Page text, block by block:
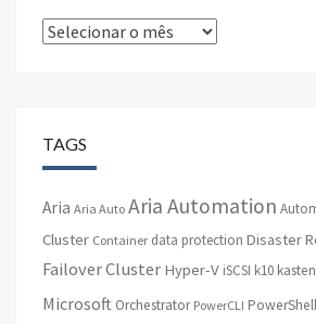
Arquivos
TAGS
Aria Aria Auto Aria Automation
Cluster Container data protection Disaster
Failover Cluster Hyper-V iSCSI k10 kasten
Microsoft Orchestrator PowerCLI PowerShell